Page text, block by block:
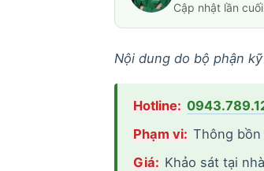
Cập nhật lần
Nội dung do bộ phận
Hotline:
Phạm vi: Thông
Giá: Khảo sát tại